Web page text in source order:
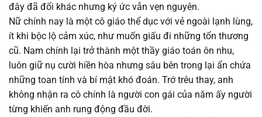
Chapter 138 02/08/2025
Chapter 137 02/08/2025
Chapter 136 02/08/2025
Chapter 135 02/08/2025
đây đã đổi khác nhưng ký ức vẫn vẹn nguyên.
Nữ chính nay là một cô giáo thể dục với vẻ ngoài lạnh lùng,
ít khi bộc lộ cảm xúc, như muốn giấu đi những tổn thương
cũ. Nam chính lại trở thành một thầy giáo toán ôn nhu,
luôn giữ nụ cười hiền hòa nhưng sâu bên trong lại ẩn chứa
những toan tính và bí mật khó đoán. Trớ trêu thay, anh
không nhận ra cô chính là người con gái của năm ấy người
từng khiến anh rung động đầu đời.